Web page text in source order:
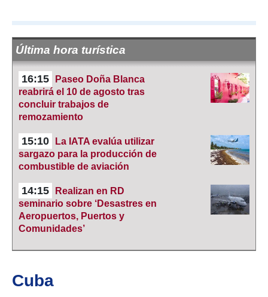
Última hora turística
16:15
Paseo Doña Blanca
reabrirá el 10 de agosto tras
concluir trabajos de
remozamiento
15:10
La IATA evalúa utilizar
sargazo para la producción de
combustible de aviación
14:15
Realizan en RD
seminario sobre ‘Desastres en
Aeropuertos, Puertos y
Comunidades’
Cuba